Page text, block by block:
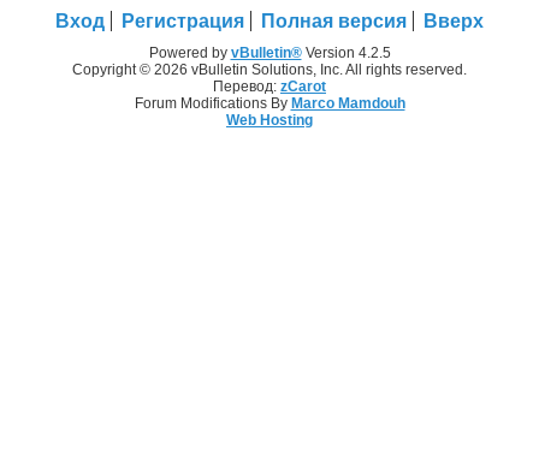
Вход Регистрация Полная версия Вверх
Powered by vBulletin®Version 4.2.5
Copyright © 2026 vBulletin Solutions, Inc. All rights reserved.
Перевод: zCarot
Forum Modifications By Marco Mamdouh
Web Hosting